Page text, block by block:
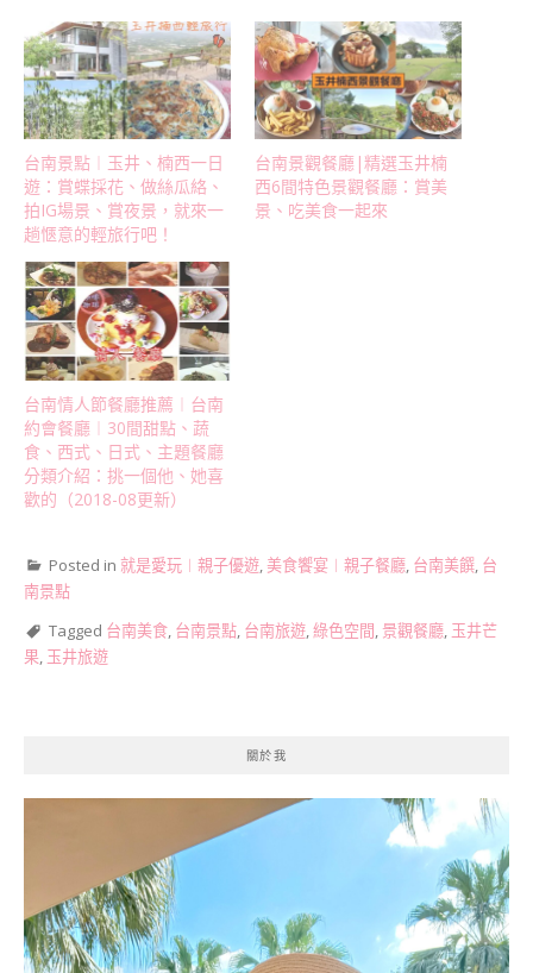
台南景點︱玉井、楠西一日
遊：賞蝶採花、做絲瓜絡、
拍IG場景、賞夜景，就來一
趟愜意的輕旅行吧！
台南景觀餐廳|精選玉井楠
西6間特色景觀餐廳：賞美
景、吃美食一起來
台南情人節餐廳推薦︱台南
約會餐廳︱30間甜點、蔬
食、西式、日式、主題餐廳
分類介紹：挑一個他、她喜
歡的（2018-08更新）
Posted in 就是愛玩︱親子優遊,美食饗宴︱親子餐廳, 台南美饌, 台
南景點
Tagged 台南美食, 台南景點, 台南旅遊,綠色空間,景觀餐廳, 玉井芒
果, 玉井旅遊
關於我